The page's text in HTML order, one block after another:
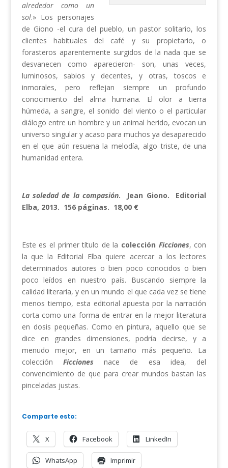
alrededor como un
sol.» Los personajes
de Giono -el cura del pueblo, un pastor solitario, los
clientes habituales del café y su propietario, o
forasteros aparentemente surgidos de la nada que se
desvanecen como aparecieron- son, unas veces,
luminosos, sabios y decentes, y otras, toscos e
inmorales, pero reflejan siempre un profundo
conocimiento del alma humana. El olor a tierra
húmeda, a sangre, el sonido del viento o el particular
diálogo entre un hombre y un animal herido, evocan un
universo singular y acaso para muchos ya desaparecido
en el que aún resuena la melodía, algo triste, de una
humanidad entera.
La soledad de la compasión. Jean Giono. Editorial
Elba, 2013. 156 páginas. 18,00 €
Este es el primer título de la colección Ficciones, con
la que la Editorial Elba quiere acercar a los lectores
determinados autores o bien poco conocidos o bien
poco leídos en nuestro país. Buscando siempre la
calidad literaria, y en un mundo el que cada vez se tiene
menos tiempo, esta editorial apuesta por la narración
corta como una forma de entrar en la mejor literatura
en dosis pequeñas. Como en pintura, aquello que se
dice en grandes dimensiones, podría decirse, y a
menudo mejor, en un tamaño más pequeño. La
colección Ficciones nace de esa idea, del
convencimiento de que para crear mundos bastan las
pinceladas justas.
Comparte esto:
X Facebook LinkedIn
WhatsApp Imprimir